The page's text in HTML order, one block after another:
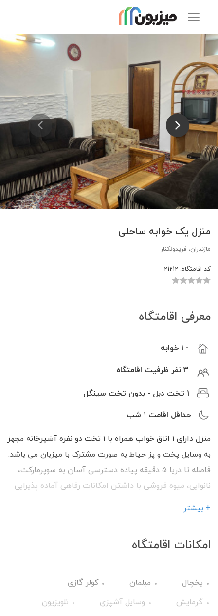
منزل یک خوابه ساحلی
مازندران، فریدونکنار
کد اقامتگاه:
معرفی اقامتگاه
- 1 خوابه
3 نفر ظرفیت اقامتگاه
1 تخت دبل - بدون تخت سینگل
حداقل اقامت 1 شب
منزل دارای 1 اتاق خواب همراه با 1 تخت دو نفره آشپزخانه مجهز
به وسایل پخت و پز حیاط به صورت مشترک با میزبان می باشد.
فاصله تا دریا 5 دقیقه پیاده دسترسی آسان به سوپرمارکت،
نانوایی، میوه فروشی با داشتن امکانات رفاهی آماده پذیرایی
+ بیشتر
امکانات اقامتگاه
یخچال مبلمان
کولر گازی
گرمایش
وسایل آشپزی
تلویزیون